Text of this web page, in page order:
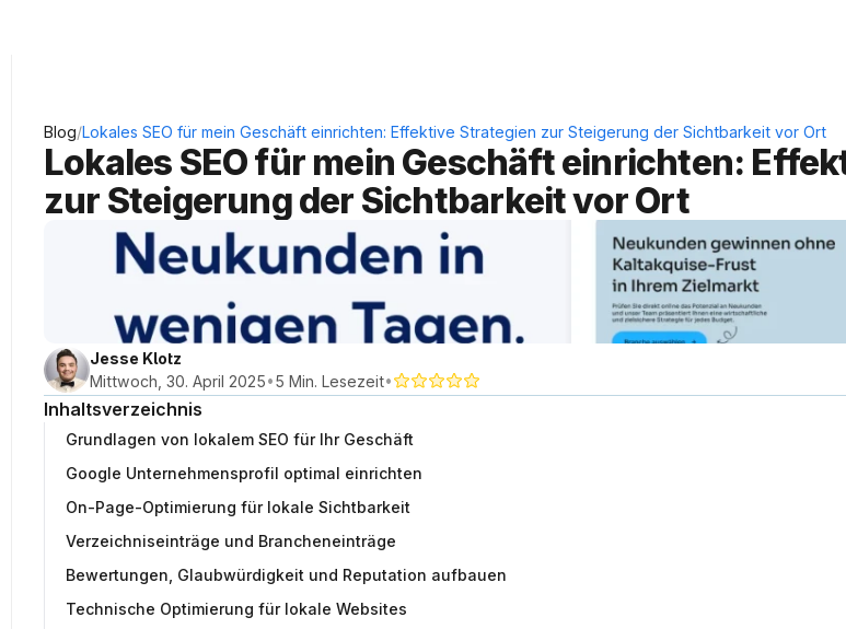
Blog/Lokales SEO für mein Geschäft einrichten: Effektive Strategien zur Steigerung der Sichtbarkeit vor Ort
Lokales SEO für mein Geschäft einrichten:
zur Steigerung der Sichtbarkeit vor Ort
Jesse Klotz
Mittwoch, 30. April 2025•5 Min. Lesezeit•
Inhaltsverzeichnis
Grundlagen von lokalem SEO für Ihr Geschäft
Google Unternehmensprofil optimal einrichten
On-Page-Optimierung für lokale Sichtbarkeit
Verzeichniseinträge und Brancheneinträge
Bewertungen, Glaubwürdigkeit und Reputation aufbauen
Technische Optimierung für lokale Websites